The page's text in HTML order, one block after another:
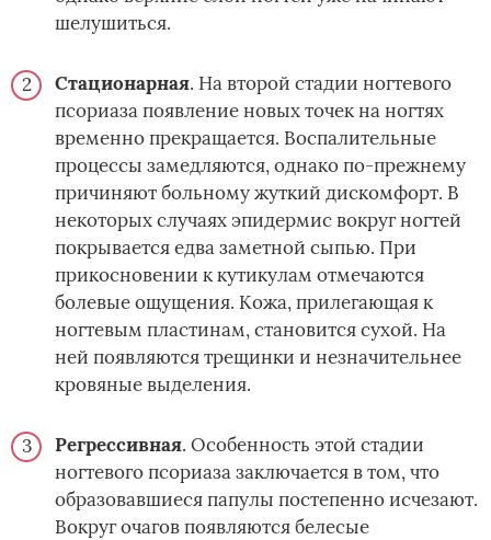
шелушиться.
Стационарная. На второй стадии ногтевого
псориаза появление новых точек на ногтях
временно прекращается. Воспалительные
процессы замедляются, однако по-прежнему
причиняют больному жуткий дискомфорт. В
некоторых случаях эпидермис вокруг ногтей
покрывается едва заметной сыпью. При
прикосновении к кутикулам отмечаются
болевые ощущения. Кожа, прилегающая к
ногтевым пластинам, становится сухой. На
ней появляются трещинки и незначительнее
кровяные выделения.
Регрессивная. Особенность этой стадии
ногтевого псориаза заключается в том, что
образовавшиеся папулы постепенно исчезают.
Вокруг очагов появляются белесые